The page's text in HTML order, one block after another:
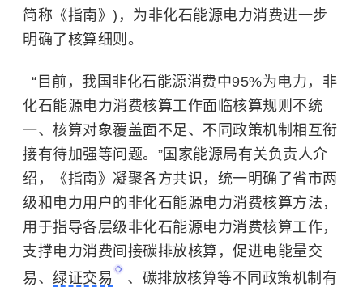
简称《指南》)，为非化石能源电力消费进一步
明确了核算细则。
“目前，我国非化石能源消费中95%为电力，非
化石能源电力消费核算工作面临核算规则不统
一、核算对象覆盖面不足、不同政策机制相互衔
接有待加强等问题。”国家能源局有关负责人介
绍，《指南》凝聚各方共识，统一明确了省市两
级和电力用户的非化石能源电力消费核算方法，
用于指导各层级非化石能源电力消费核算工作，
支撑电力消费间接碳排放核算，促进电能量交
易、 绿证交易
、碳排放核算等不同政策机制有